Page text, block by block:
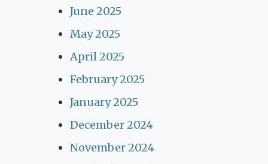
June 2025
May 2025
April 2025
February 2025
January 2025
December 2024
November 2024